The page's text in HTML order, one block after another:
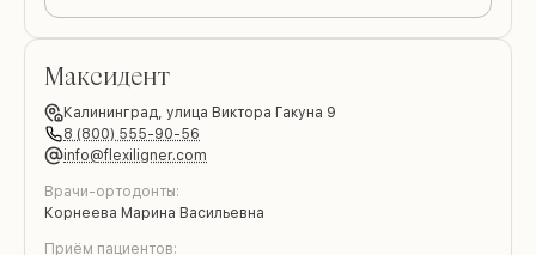
Максидент
Калининград, улица Виктора Гакуна 9
8 (800) 555-90-56
info@flexiligner.com
Врачи-ортодонты:
Корнеева Марина Васильевна
Приём пациентов: